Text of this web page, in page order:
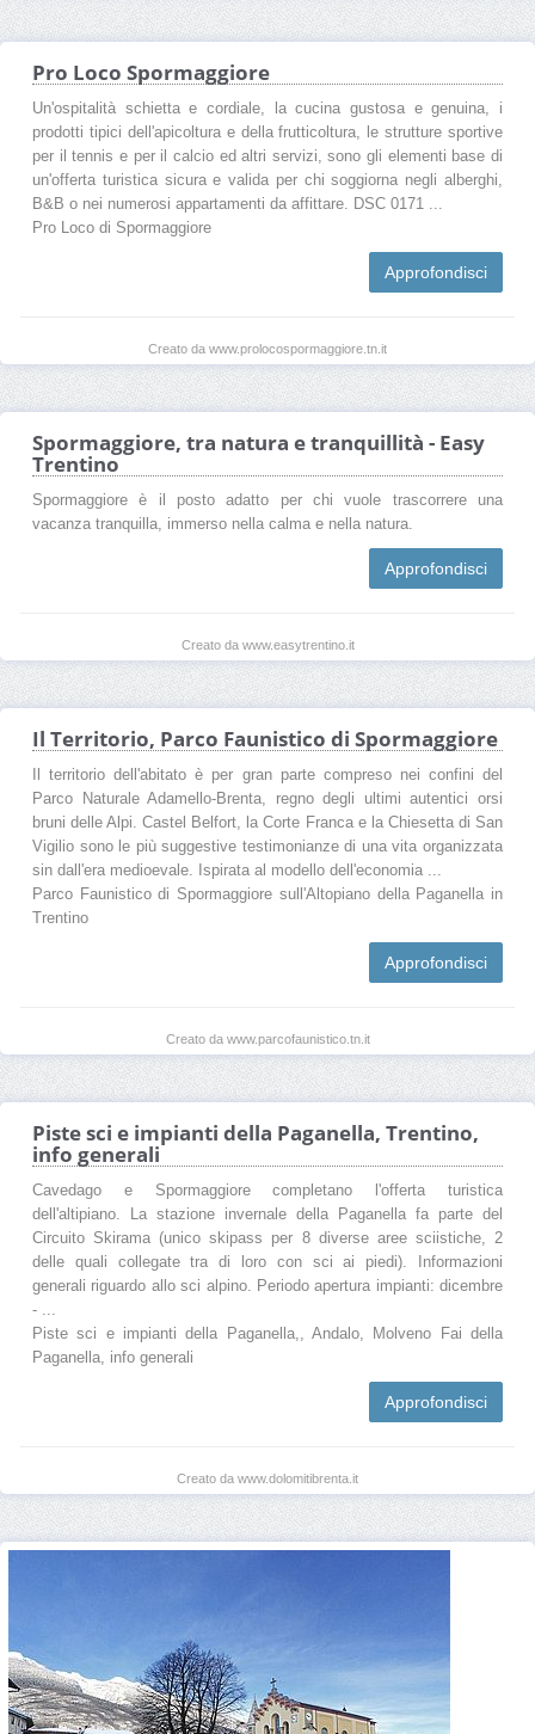
Pro Loco Spormaggiore
Un'ospitalità schietta e cordiale, la cucina gustosa e genuina, i
prodotti tipici dell'apicoltura e della frutticoltura, le strutture sportive
per il tennis e per il calcio ed altri servizi, sono gli elementi base di
un'offerta turistica sicura e valida per chi soggiorna negli alberghi,
B&B o nei numerosi appartamenti da affittare. DSC 0171 ...
Pro Loco di Spormaggiore
Approfondisci
Creato da www.prolocospormaggiore.tn.it
Spormaggiore, tra natura e tranquillità - Easy
Trentino
Spormaggiore è il posto adatto per chi vuole trascorrere una
vacanza tranquilla, immerso nella calma e nella natura.
Approfondisci
Creato da www.easytrentino.it
Il Territorio, Parco Faunistico di Spormaggiore
Il territorio dell'abitato è per gran parte compreso nei confini del
Parco Naturale Adamello-Brenta, regno degli ultimi autentici orsi
bruni delle Alpi. Castel Belfort, la Corte Franca e la Chiesetta di San
Vigilio sono le più suggestive testimonianze di una vita organizzata
sin dall'era medioevale. Ispirata al modello dell'economia ...
Parco Faunistico di Spormaggiore sull'Altopiano della Paganella in
Trentino
Approfondisci
Creato da www.parcofaunistico.tn.it
Piste sci e impianti della Paganella, Trentino,
info generali
Cavedago e Spormaggiore completano l'offerta turistica
dell'altipiano. La stazione invernale della Paganella fa parte del
Circuito Skirama (unico skipass per 8 diverse aree sciistiche, 2
delle quali collegate tra di loro con sci ai piedi). Informazioni
generali riguardo allo sci alpino. Periodo apertura impianti: dicembre
- ...
Piste sci e impianti della Paganella,, Andalo, Molveno Fai della
Paganella, info generali
Approfondisci
Creato da www.dolomitibrenta.it